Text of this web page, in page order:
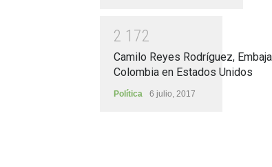
2 1 72
Camilo Reyes Rodríguez,
Colombia en Estados Unidos
Política 6 julio, 2017